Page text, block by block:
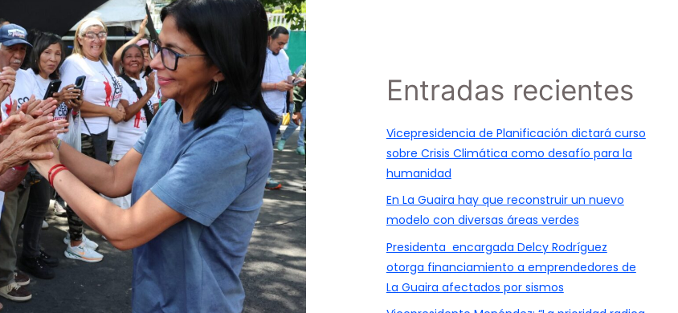
Entradas recientes
Vicepresidencia de Planificación dictará curso
sobre Crisis Climática como desafío para la
humanidad
En La Guaira hay que reconstruir un nuevo
modelo con diversas áreas verdes
Presidenta encargada Delcy Rodríguez
otorga financiamiento a emprendedores de
La Guaira afectados por sismos